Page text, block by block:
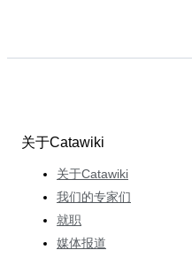
关于Catawiki
关于Catawiki
我们的专家们
就职
媒体报道